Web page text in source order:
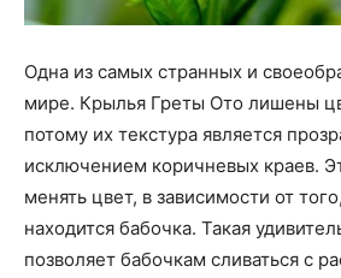
Одна из самых странных и
мире. Крылья Греты Ото лишены
потому их текстура является
исключением коричневых краев.
менять цвет, в зависимости от
находится бабочка. Такая
позволяет бабочкам сливаться с